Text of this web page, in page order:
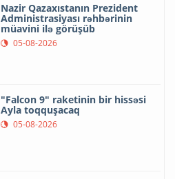
Nazir Qazaxıstanın Prezident
Administrasiyası rəhbərinin
müavini ilə görüşüb
05-08-2026
"Falcon 9" raketinin bir hissəsi
Ayla toqquşacaq
05-08-2026